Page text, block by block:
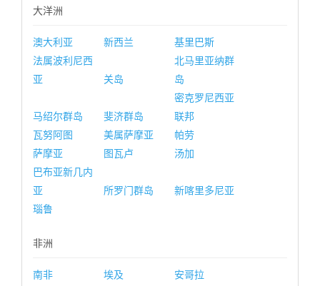
大洋洲
澳大利亚 新西兰
基里巴斯
法属波利尼西
亚
关岛
北马里亚纳群
岛
马绍尔群岛 斐济群岛
密克罗尼西亚
联邦
瓦努阿图
美属萨摩亚
帕劳
萨摩亚
图瓦卢
汤加
巴布亚新几内
亚
所罗门群岛
新喀里多尼亚
瑙鲁
非洲
南非 埃及
安哥拉